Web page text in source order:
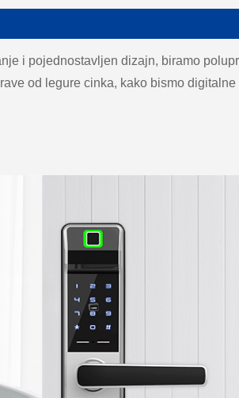
i pojednostavljen dizajn, biramo
od legure cinka, kako bismo